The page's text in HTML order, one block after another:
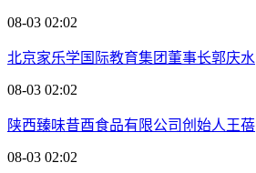
08-03 02:02
北京家乐学国际教育集团董事长郭庆水
08-03 02:02
陕西臻味昔酉食品有限公司创始人王蓓
08-03 02:02